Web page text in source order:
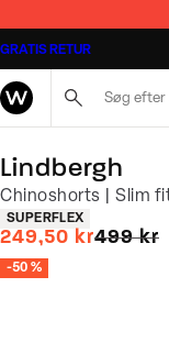
GRATIS RETUR
Lindbergh
Chinoshorts | Slim
Produkt egenskaber
SUPERFLEX
249,50 krI alt
499 kr
-50 %